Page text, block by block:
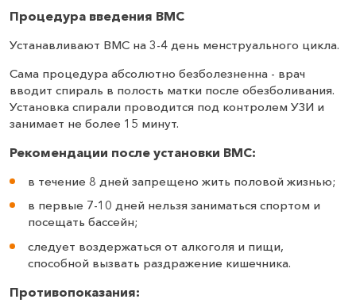
Процедура введения ВМС
Устанавливают ВМС на 3-4 день менструального цикла.
Сама процедура абсолютно безболезненна - врач
вводит спираль в полость матки после обезболивания.
Установка спирали проводится под контролем УЗИ и
занимает не более 15 минут.
Рекомендации после установки ВМС:
в течение 8 дней запрещено жить половой жизнью;
в первые 7-10 дней нельзя заниматься спортом и
посещать бассейн;
следует воздержаться от алкоголя и пищи,
способной вызвать раздражение кишечника.
Противопоказания: